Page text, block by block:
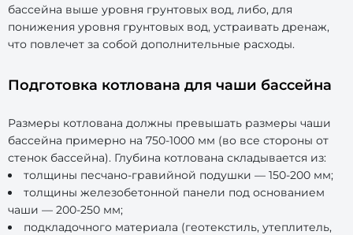
бассейна выше уровня грунтовых вод, либо, для
понижения уровня грунтовых вод, устраивать дренаж,
что повлечет за собой дополнительные расходы.
Подготовка котлована для чаши бассейна
Размеры котлована должны превышать размеры чаши
бассейна примерно на 750-1000 мм (во все стороны от
стенок бассейна). Глубина котлована складывается из:
толщины песчано-гравийной подушки — 150-200 мм;
толщины железобетонной панели под основанием
чаши — 200-250 мм;
подкладочного материала (геотекстиль, утеплитель,